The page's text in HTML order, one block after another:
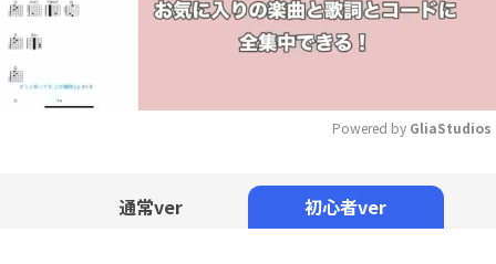
Powered by GliaStudios
通常ver 初心者ver